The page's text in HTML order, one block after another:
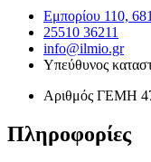
Εμπορίου 110,
25510 36211
info@ilmio.gr
Υπεύθυνος
Αριθμός ΓΕΜΗ
Πληροφορίες